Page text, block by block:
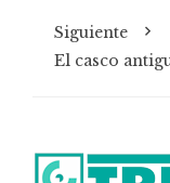
Siguiente
El casco